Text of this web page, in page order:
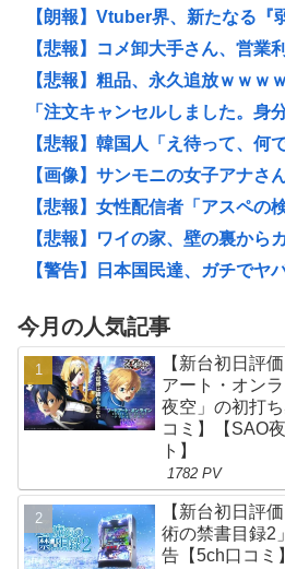
【朗報】Vtuber界、新たなる『
【悲報】コメ卸大手さん、営業
【悲報】粗品、永久追放ｗｗｗ
「注文キャンセルしました。身
【悲報】韓国人「え待って、何
【画像】サンモニの女子アナさ
【悲報】女性配信者「アスペの
【悲報】ワイの家、壁の裏から
【警告】日本国民達、ガチでヤ
今月の人気記事
【新台初日評
アート・オン
夜空」の初打
コミ】【SAO
ト】
1782 PV
【新台初日評
術の禁書目録2
告【5ch口コミ